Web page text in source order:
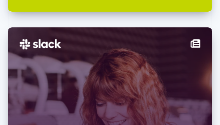
瑞士
English
斯洛伐克
English
斯洛文尼亚
English
泰国
ไทย English
希腊